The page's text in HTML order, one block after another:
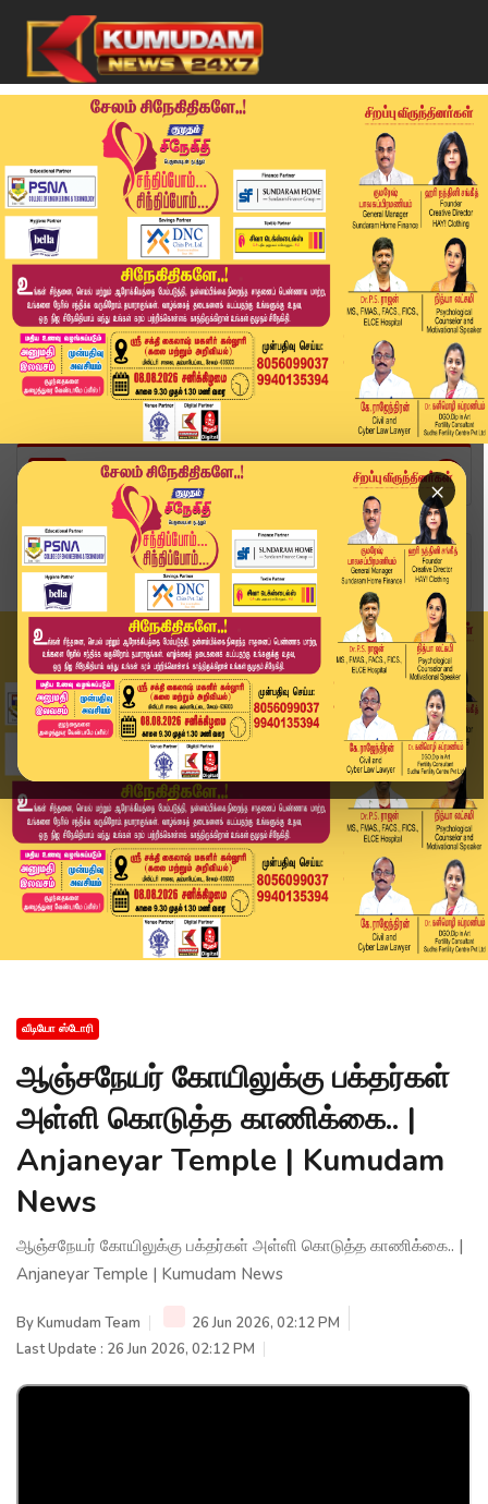
×
Home
வீடியோ ஸ்டோரி
ஆஞ்சநேயர் கோயிலுக்கு பக்தர்கள் அள்ளி கொடுத்த கா...
வீடியோ ஸ்டோரி
ஆஞ்சநேயர் கோயிலுக்கு பக்தர்கள்
அள்ளி கொடுத்த காணிக்கை.. |
Anjaneyar Temple | Kumudam
News
ஆஞ்சநேயர் கோயிலுக்கு பக்தர்கள் அள்ளி கொடுத்த காணிக்கை.. |
Anjaneyar Temple | Kumudam News
ByKumudam Team
26 Jun 2026, 02:12 PM
Last Update : 26 Jun 2026, 02:12 PM